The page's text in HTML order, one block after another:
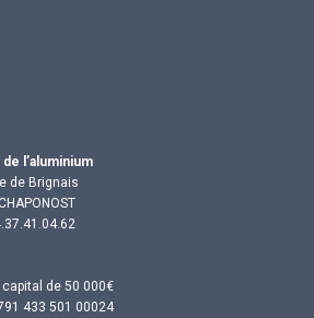
l’aluminium
de Brignais
capital de 50 000€
433 501 00024